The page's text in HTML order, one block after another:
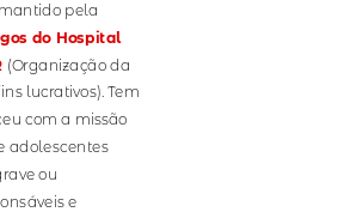
pela
do Hospital
(Organização da
lucrativos). Tem
com a missão
adolescentes
ou
e